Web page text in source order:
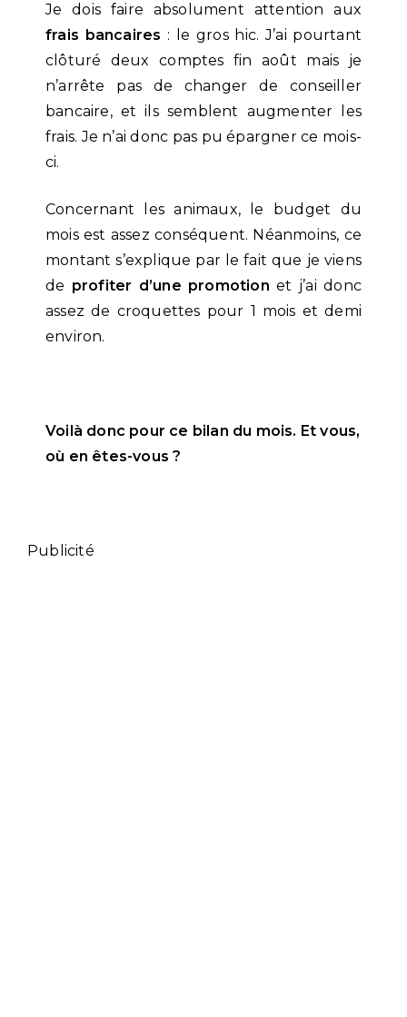
Je dois faire absolument attention aux
frais bancaires : le gros hic. J’ai pourtant
clôturé deux comptes fin août mais je
n’arrête pas de changer de conseiller
bancaire, et ils semblent augmenter les
frais. Je n’ai donc pas pu épargner ce mois-
ci.
Concernant les animaux, le budget du
mois est assez conséquent. Néanmoins, ce
montant s’explique par le fait que je viens
de profiter d’une promotion et j’ai donc
assez de croquettes pour 1 mois et demi
environ.
Voilà donc pour ce bilan du mois. Et vous,
où en êtes-vous ?
Publicité